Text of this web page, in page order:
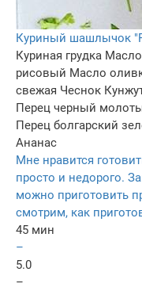
Куриный шашлычок
Куриная грудка
рисовый Масло
свежая Чеснок
Перец черный
Перец болгарский
Ананас
Мне нравится
просто и недорого.
можно приготовить
смотрим, как
45 мин
–
5.0
–